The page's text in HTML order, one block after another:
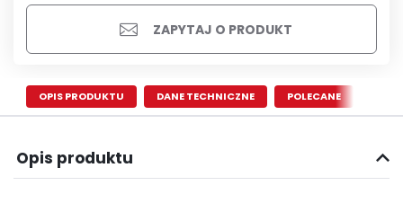
ZAPYTAJ O PRODUKT
OPIS PRODUKTU DANE TECHNICZNE POLECANE
Opis produktu